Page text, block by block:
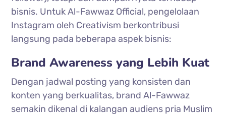
bisnis. Untuk Al-Fawwaz Official, pengelolaan
Instagram oleh Creativism berkontribusi
langsung pada beberapa aspek bisnis:
Brand Awareness yang Lebih Kuat
Dengan jadwal posting yang konsisten dan
konten yang berkualitas, brand Al-Fawwaz
semakin dikenal di kalangan audiens pria Muslim